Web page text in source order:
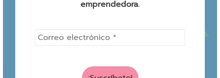
emprendedora.